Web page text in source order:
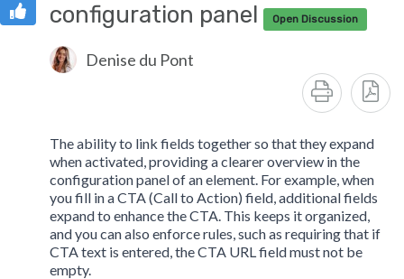
configuration panel
Open Discussion
Denise du Pont
The ability to link fields together so that they expand
when activated, providing a clearer overview in the
configuration panel of an element. For example, when
you fill in a CTA (Call to Action) field, additional fields
expand to enhance the CTA. This keeps it organized,
and you can also enforce rules, such as requiring that if
CTA text is entered, the CTA URL field must not be
empty.